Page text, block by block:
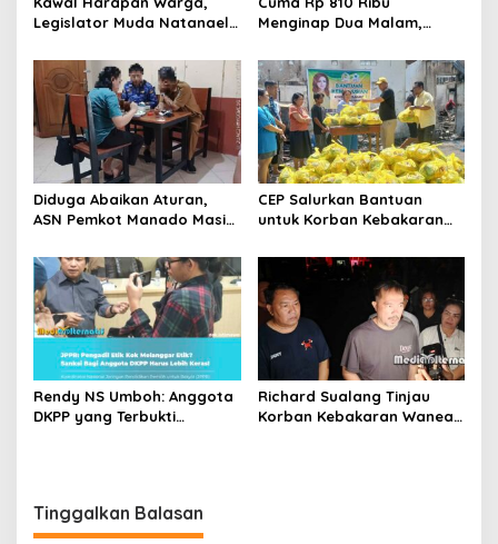
Legislator Muda Natanael
Bersih Segera
Ditindaklanjuti
Menginap Dua Malam,
Hadirkan Promo
“Independence Staycation”
Diduga Abaikan Aturan,
ASN Pemkot Manado Masih
Jam Kerja
CEP Salurkan Bantuan
untuk Korban Kebakaran
bagi Warga Terdampak
Rendy NS Umboh: Anggota
DKPP yang Terbukti
Richard Sualang Tinjau
Korban Kebakaran Wanea,
Tinggalkan Balasan